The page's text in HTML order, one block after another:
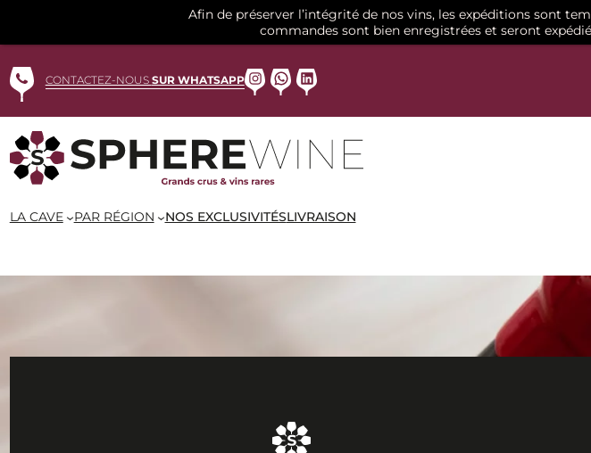
au
contenuCONTACTEZ-NOUS SUR WHATSAPPInstagram
WhatsApp
LinkedIn
LA CAVE PAR RÉGION NOS EXCLUSIVITÉSLIVRAISON
Afin de préserver l’intégrité de nos vins, les expéditions sont
commandes sont bien enregistrées et seront